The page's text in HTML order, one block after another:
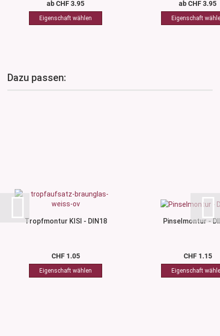
ab CHF 3.95 ab CHF 3.95
Dazu passen:
Tropfmontur KISI - DIN18
CHF 1.05
Pinselmontur -
CHF 1.15